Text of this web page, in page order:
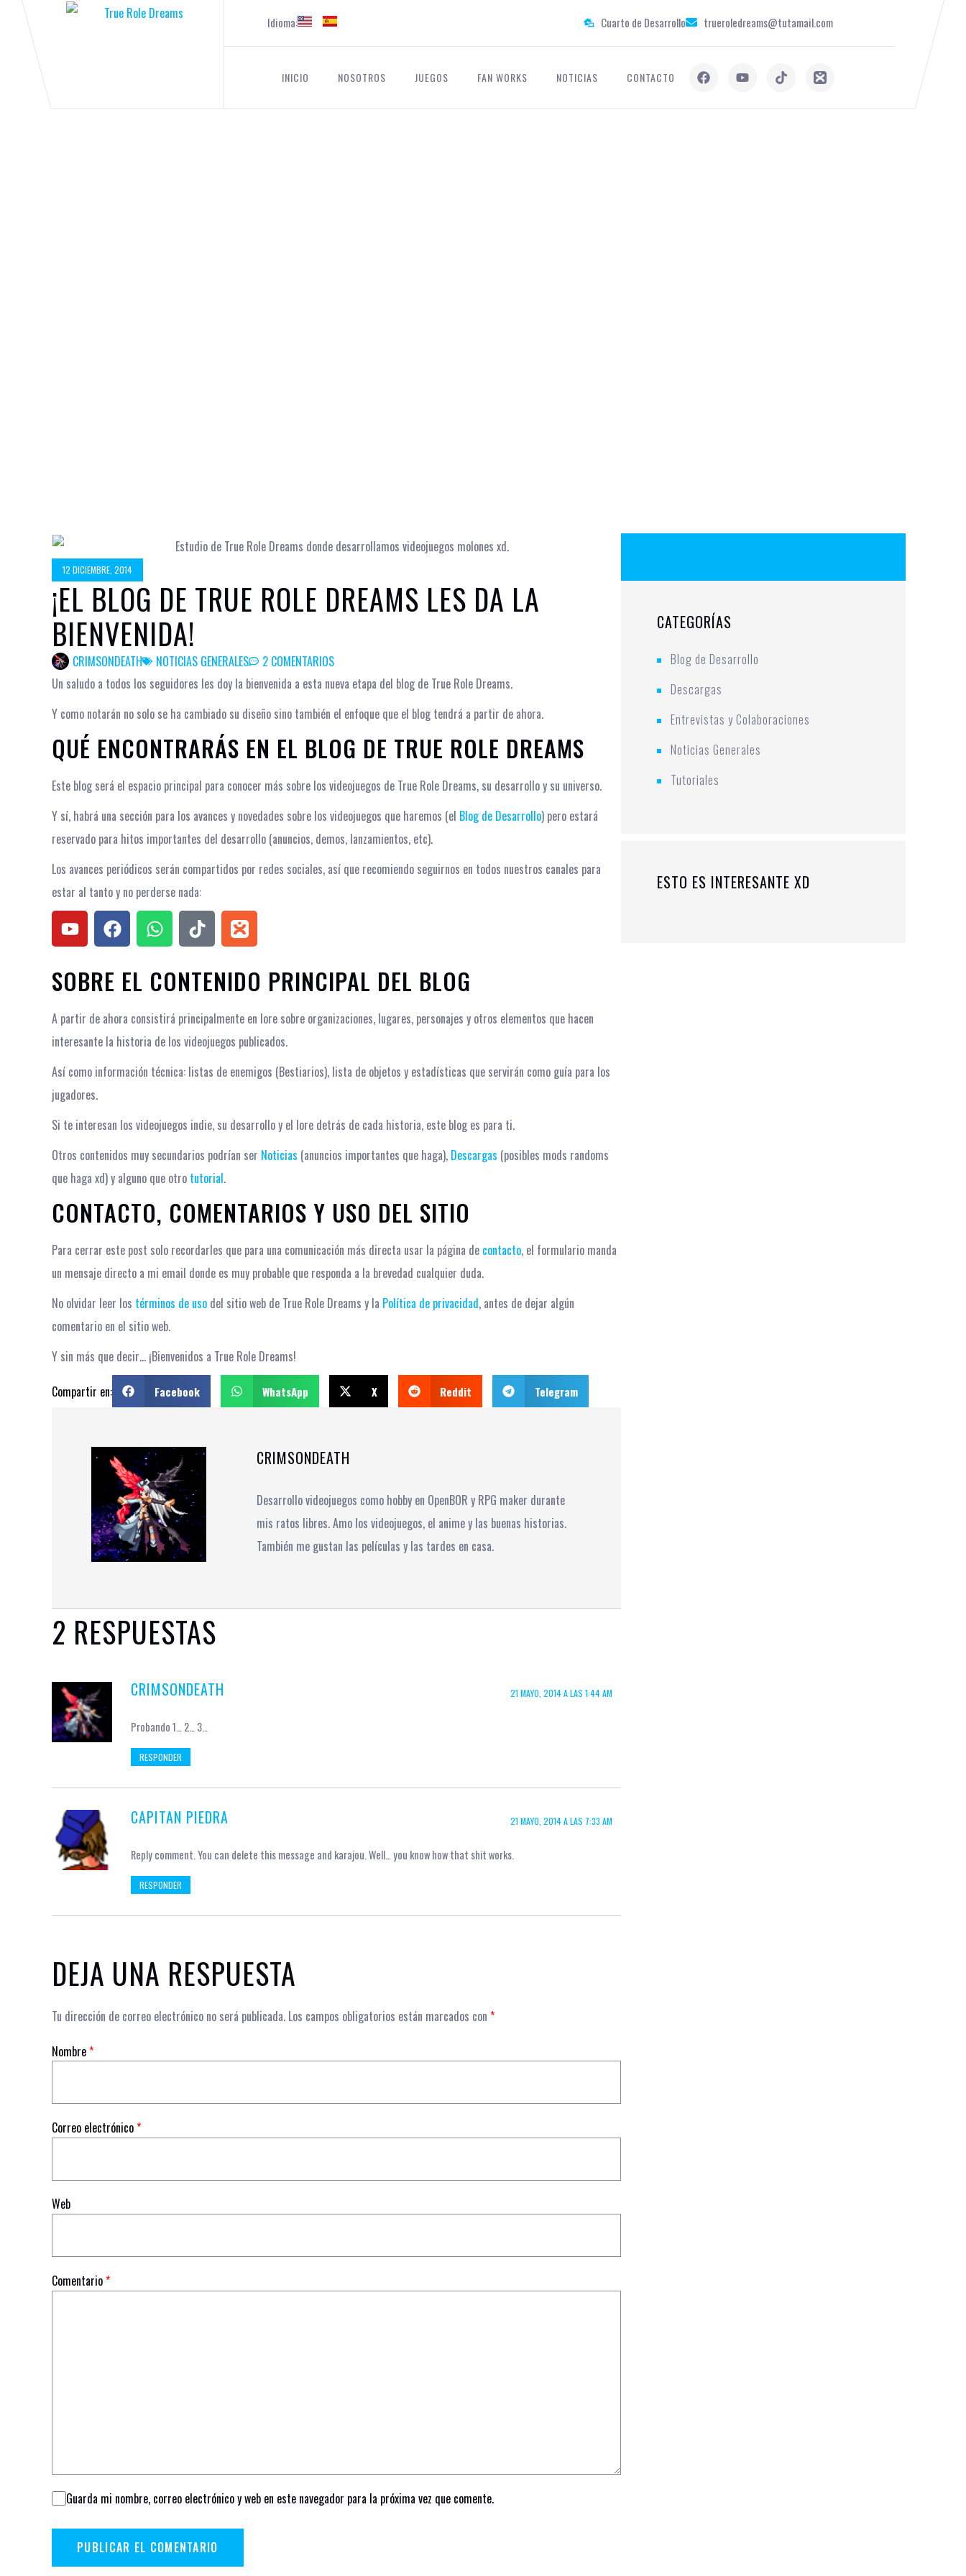
Idioma: Cuarto de Desarrollo trueroledreams@tutamail.com
INICIO NOSOTROS JUEGOS FAN WORKS NOTICIAS CONTACTO
12 DICIEMBRE, 2014
¡EL BLOG DE TRUE ROLE DREAMS LES DA LA
BIENVENIDA!
CRIMSONDEATH NOTICIAS GENERALES
2 COMENTARIOS
Un saludo a todos los seguidores les doy la bienvenida a esta nueva etapa del blog de True Role Dreams.
Y como notarán no solo se ha cambiado su diseño sino también el enfoque que el blog tendrá a partir de ahora.
QUÉ ENCONTRARÁS EN EL BLOG DE TRUE ROLE DREAMS
Este blog será el espacio principal para conocer más sobre los videojuegos de True Role Dreams, su desarrollo y su universo.
Y sí, habrá una sección para los avances y novedades sobre los videojuegos que haremos (el Blog de Desarrollo) pero estará
reservado para hitos importantes del desarrollo (anuncios, demos, lanzamientos, etc).
Los avances periódicos serán compartidos por redes sociales, así que recomiendo seguirnos en todos nuestros canales para
estar al tanto y no perderse nada:
SOBRE EL CONTENIDO PRINCIPAL DEL BLOG
A partir de ahora consistirá principalmente en lore sobre organizaciones, lugares, personajes y otros elementos que hacen
interesante la historia de los videojuegos publicados.
Así como información técnica: listas de enemigos (Bestiarios), lista de objetos y estadísticas que servirán como guía para los
jugadores.
Si te interesan los videojuegos indie, su desarrollo y el lore detrás de cada historia, este blog es para ti.
Otros contenidos muy secundarios podrían ser Noticias (anuncios importantes que haga), Descargas (posibles mods randoms
que haga xd) y alguno que otro tutorial.
CONTACTO, COMENTARIOS Y USO DEL SITIO
Para cerrar este post solo recordarles que para una comunicación más directa usar la página de contacto, el formulario manda
un mensaje directo a mi email donde es muy probable que responda a la brevedad cualquier duda.
No olvidar leer los términos de uso del sitio web de True Role Dreams y la Política de privacidad, antes de dejar algún
comentario en el sitio web.
Y sin más que decir… ¡Bienvenidos a True Role Dreams!
Compartir en: Facebook WhatsApp X Reddit Telegram
CRIMSONDEATH
Desarrollo videojuegos como hobby en OpenBOR y RPG maker durante
mis ratos libres. Amo los videojuegos, el anime y las buenas historias.
También me gustan las películas y las tardes en casa.
2 RESPUESTAS
CRIMSONDEATH 21 MAYO, 2014 A LAS 1:44 AM
Probando 1… 2… 3…
RESPONDER
CAPITAN PIEDRA 21 MAYO, 2014 A LAS 7:33 AM
Reply comment. You can delete this message and karajou. Well… you know how that shit works.
RESPONDER
DEJA UNA RESPUESTA
Tu dirección de correo electrónico no será publicada. Los campos obligatorios están marcados con *
Nombre*
Correo electrónico*
Web
Comentario*
Guarda mi nombre, correo electrónico y web en este navegador para la próxima vez que comente.
CATEGORÍAS
Blog de Desarrollo
Descargas
Entrevistas y Colaboraciones
Noticias Generales
Tutoriales
ESTO ES INTERESANTE XD